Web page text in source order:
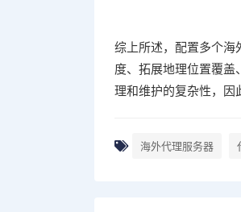
综上所述，配置多个海
度、拓展地理位置覆
理和维护的复杂性，因
海外代理服务器